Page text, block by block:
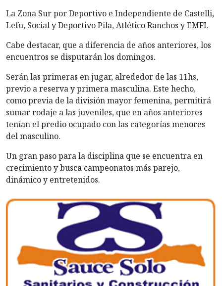
La Zona Sur por Deportivo e Independiente de Castelli,
Lefu, Social y Deportivo Pila, Atlético Ranchos y EMFI.
Cabe destacar, que a diferencia de años anteriores, los
encuentros se disputarán los domingos.
Serán las primeras en jugar, alrededor de las 11hs,
previo a reserva y primera masculina. Este hecho,
como previa de la división mayor femenina, permitirá
sumar rodaje a las juveniles, que en años anteriores
tenían el predio ocupado con las categorías menores
del masculino.
Un gran paso para la disciplina que se encuentra en
crecimiento y busca campeonatos más parejo,
dinámico y entretenidos.